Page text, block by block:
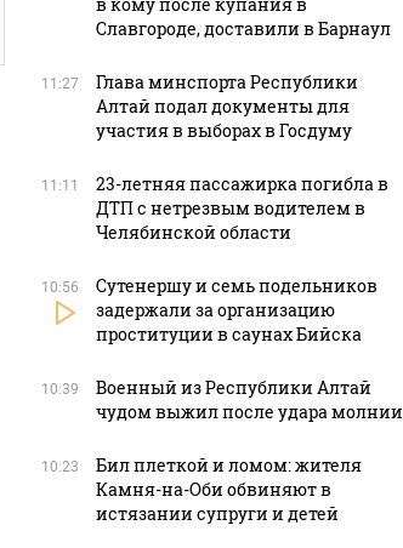
Славгороде, доставили в Барнаул
11:27
Глава минспорта Республики
Алтай подал документы для
участия в выборах в Госдуму
11:11
23-летняя пассажирка погибла в
ДТП с нетрезвым водителем в
Челябинской области
10:56
Сутенершу и семь подельников
задержали за организацию
проституции в саунах Бийска
10:39
Военный из Республики Алтай
чудом выжил после удара молнии
10:23
Бил плеткой и ломом: жителя
Камня-на-Оби обвиняют в
истязании супруги и детей